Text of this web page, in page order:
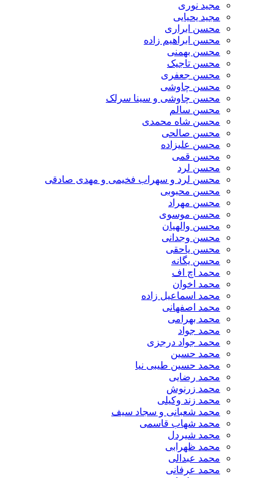
مجید نوری
مجید یحیایی
محسن ابراری
محسن ابراهیم زاده
محسن بهمنی
محسن تاجیک
محسن جعفری
محسن چاوشی
محسن چاوشی و سینا سرلک
محسن سالم
محسن شاه محمدی
محسن صالحی
محسن علیزاده
محسن قمی
محسن لرد
محسن لرد و سهراب فخیمی و مهدی صادقی
محسن محبوبی
محسن مهراد
محسن موسوی
محسن والهیان
محسن وجدانی
محسن یاحقی
محسن یگانه
محمد اچ اف
محمد اخوان
محمد اسماعیل زاده
محمد اصفهانی
محمد بهرامی
محمد جواد
محمد جواد درجزی
محمد حسین
محمد حسین طیبی نیا
محمد رضایی
محمد زرنوش
محمد زند وکیلی
محمد شعبانی و سجاد سیف
محمد شهاب قاسمی
​محمد شیردل
محمد ظهرابی
محمد عبدالی
محمد عرفانی